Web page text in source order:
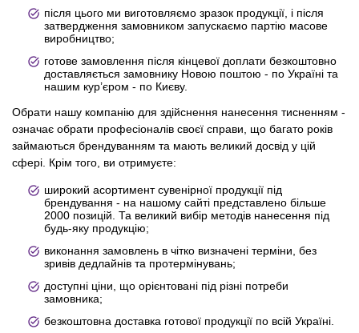
після цього ми виготовляємо зразок продукції, і після
затвердження замовником запускаємо партію масове
виробництво;
готове замовлення після кінцевої доплати безкоштовно
доставляється замовнику Новою поштою - по Україні та
нашим кур’єром - по Києву.
Обрати нашу компанію для здійснення нанесення тисненням -
означає обрати професіоналів своєї справи, що багато років
займаються брендуванням та мають великий досвід у цій
сфері. Крім того, ви отримуєте:
широкий асортимент сувенірної продукції під
брендування - на нашому сайті представлено більше
2000 позицій. Та великий вибір методів нанесення під
будь-яку продукцію;
виконання замовлень в чітко визначені терміни, без
зривів дедлайнів та протермінувань;
доступні ціни, що орієнтовані під різні потреби
замовника;
безкоштовна доставка готової продукції по всій Україні.